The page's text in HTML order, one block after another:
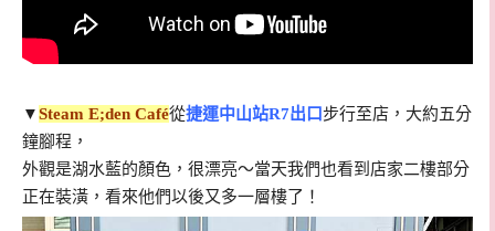
▼Steam E;den Café從捷運中山站R7出口步行至店，大約五分
鐘腳程，
外觀是湖水藍的顏色，很漂亮～當天我們也看到店家二樓部分
正在裝潢，看來他們以後又多一層樓了！